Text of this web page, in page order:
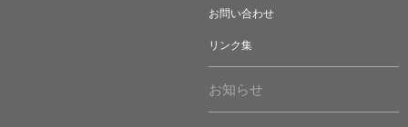
お問い合わせ
リンク集
お知らせ